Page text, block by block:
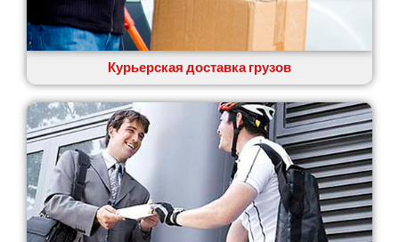
Курьерская доставка грузов